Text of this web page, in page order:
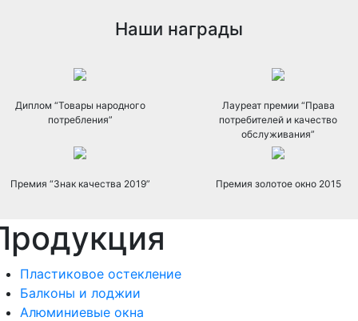
Наши награды
Диплом “Товары народного
потребления”
Лауреат премии “Права
потребителей и качество
обслуживания”
Премия “Знак качества 2019” Премия золотое окно 2015
Пластиковое остекление
Балконы и лоджии
Алюминиевые окна